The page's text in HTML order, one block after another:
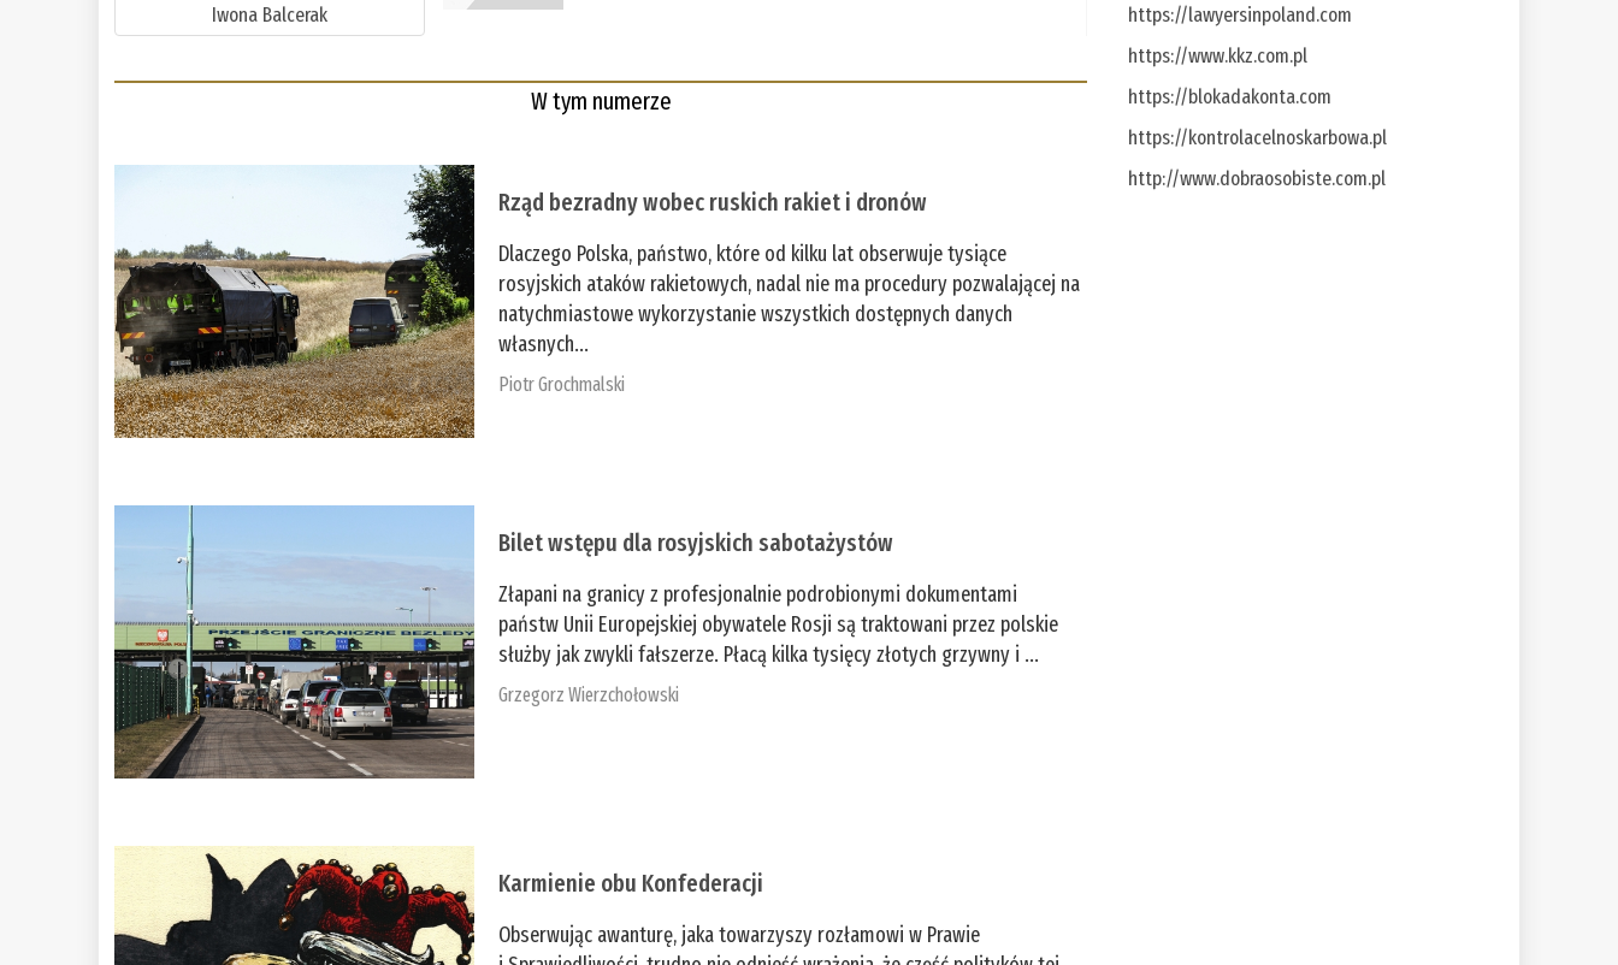
Iwona Balcerak
W tym numerze
Rząd bezradny wobec ruskich rakiet i dronów
Dlaczego Polska, państwo, które od kilku lat obserwuje tysiące
rosyjskich ataków rakietowych, nadal nie ma procedury pozwalającej na
natychmiastowe wykorzystanie wszystkich dostępnych danych
własnych...
Piotr Grochmalski
Bilet wstępu dla rosyjskich sabotażystów
Złapani na granicy z profesjonalnie podrobionymi dokumentami
państw Unii Europejskiej obywatele Rosji są traktowani przez polskie
służby jak zwykli fałszerze. Płacą kilka tysięcy złotych grzywny i ...
Grzegorz Wierzchołowski
Karmienie obu Konfederacji
Obserwując awanturę, jaka towarzyszy rozłamowi w Prawie
https://lawyersinpoland.com
https://www.kkz.com.pl
https://blokadakonta.com
https://kontrolacelnoskarbowa.pl
http://www.dobraosobiste.com.pl